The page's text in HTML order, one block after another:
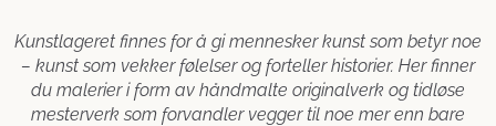
Kunstlageret finnes for å gi mennesker kunst som betyr noe
– kunst som vekker følelser og forteller historier. Her finner
du malerier i form av håndmalte originalverk og tidløse
mesterverk som forvandler vegger til noe mer enn bare